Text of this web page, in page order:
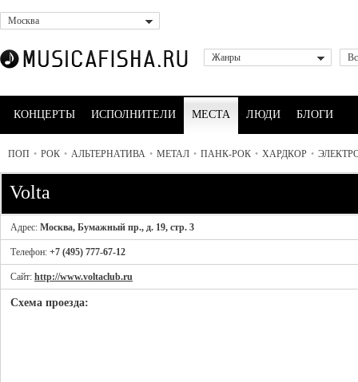
Москва
Жанры
КОНЦЕРТЫ ИСПОЛНИТЕЛИ МЕСТА ЛЮДИ БЛОГИ
ПОП • РОК • АЛЬТЕРНАТИВА • МЕТАЛ • ПАНК-РОК • ХАРДКОР •
Volta
Адрес: Москва, Бумажный пр., д. 19, стр. 3
Телефон: +7 (495) 777-67-12
Сайт: http://www.voltaclub.ru
Схема проезда: